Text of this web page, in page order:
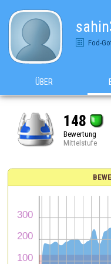
Fod-
ÜBER
148
Bewertung
Mittelstufe